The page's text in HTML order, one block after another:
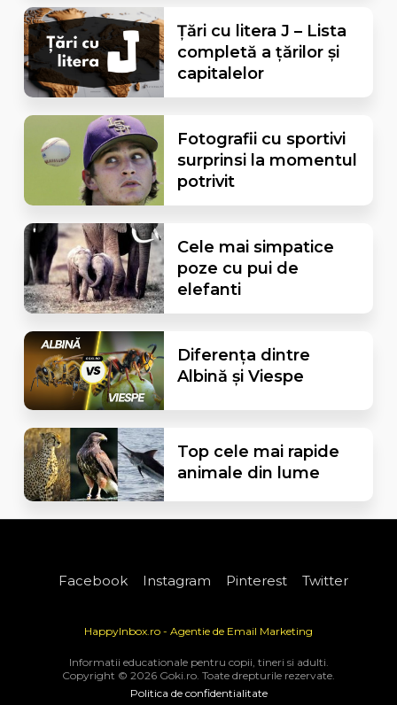
Țări cu litera J – Lista
completă a țărilor și
capitalelor
Fotografii cu sportivi
surprinsi la momentul
potrivit
Cele mai simpatice
poze cu pui de
elefanti
Diferența dintre
Albină și Viespe
Top cele mai rapide
animale din lume
Facebook Instagram Pinterest Twitter
HappyInbox.ro - Agentie de Email Marketing
Informatii educationale pentru copii, tineri si adulti.
Copyright © 2026 Goki.ro. Toate drepturile rezervate.
Politica de confidentialitate